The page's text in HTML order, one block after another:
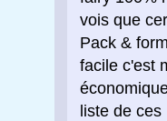
vois que
Pack &
facile c'est
liste de